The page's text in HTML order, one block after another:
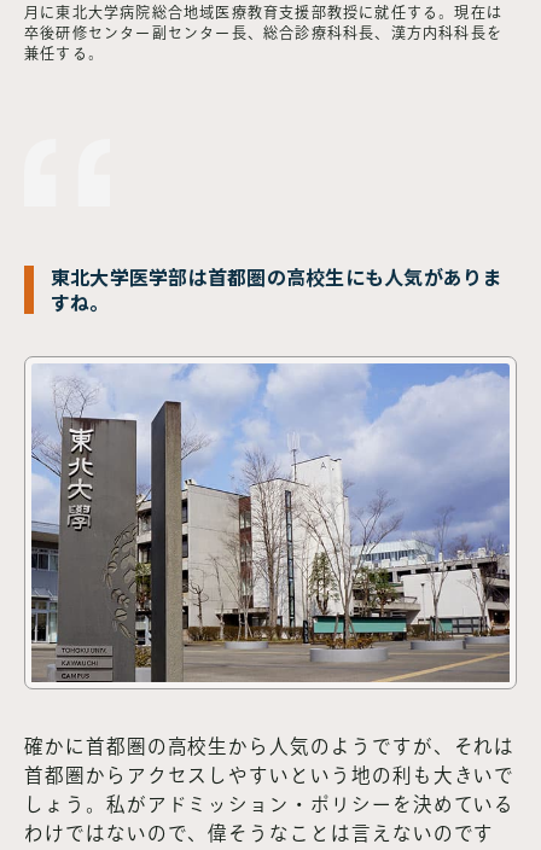
月に東北大学病院総合地域医療教育支援部教授に就任する。現在は
卒後研修センター副センター長、総合診療科科長、漢方内科科長を
兼任する。
東北大学医学部は首都圏の高校生にも人気がありま
すね。
確かに首都圏の高校生から人気のようですが、それは
首都圏からアクセスしやすいという地の利も大きいで
しょう。私がアドミッション・ポリシーを決めている
わけではないので、偉そうなことは言えないのです